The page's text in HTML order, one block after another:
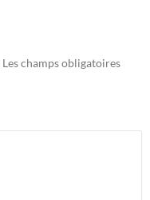
Les champs obligatoires